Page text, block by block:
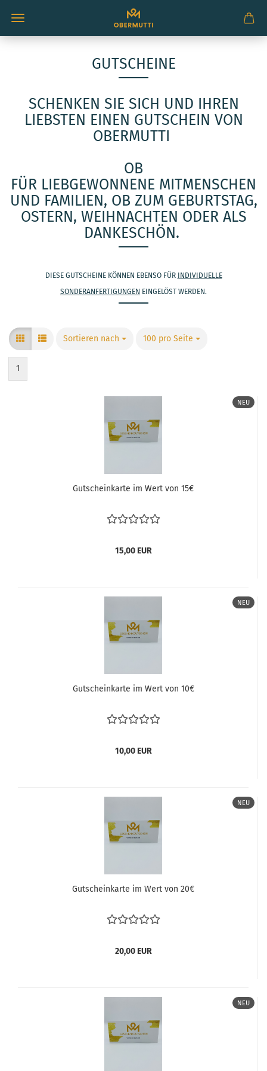
GUTSCHEINE
SCHENKEN SIE SICH UND IHREN
LIEBSTEN EINEN GUTSCHEIN VON
OBERMUTTI
OB
FÜR LIEBGEWONNENE MITMENSCHEN
UND FAMILIEN, OB ZUM GEBURTSTAG,
OSTERN, WEIHNACHTEN ODER ALS
DANKESCHÖN.
DIESE GUTSCHEINE KÖNNEN EBENSO FÜR
INDIVIDUELLE
SONDERANFERTIGUNGEN EINGELÖST WERDEN.
Sortieren nach
Sortieren nach 100 pro Seite
pro Seite
1
NEU
Gutscheinkarte im Wert von 15€
15,00 EUR
NEU
Gutscheinkarte im Wert von 10€
10,00 EUR
NEU
Gutscheinkarte im Wert von 20€
20,00 EUR
NEU